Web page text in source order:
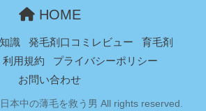
HOME
識 発毛剤口コミレビュー
育毛剤
利用規約
プライバシーポリシー
お問い合わせ
本中の薄毛を救う男 All rights reserved.